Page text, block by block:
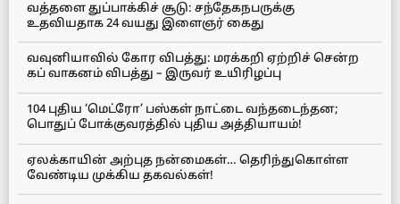
வத்தளை துப்பாக்கிச் சூடு: சந்தேகநபருக்கு
உதவியதாக 24 வயது இளைஞர் கைது
வவுனியாவில் கோர விபத்து: மரக்கறி ஏற்றிச் சென்ற
கப் வாகனம் விபத்து – இருவர் உயிரிழப்பு
104 புதிய ‘மெட்ரோ’ பஸ்கள் நாட்டை வந்தடைந்தன;
பொதுப் போக்குவரத்தில் புதிய அத்தியாயம்!
ஏலக்காயின் அற்புத நன்மைகள்… தெரிந்துகொள்ள
வேண்டிய முக்கிய தகவல்கள்!